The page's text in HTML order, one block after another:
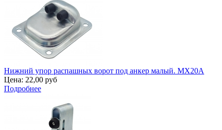
Нижний упор распашных ворот под анкер малый. MX20A
Цена: 22,00 руб
Подробнее